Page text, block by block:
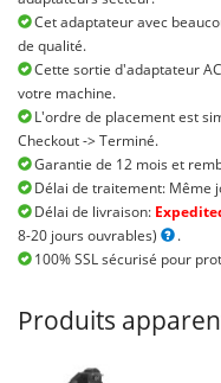
Cet adaptateur avec
de qualité.
Cette sortie d'adaptateur
votre machine.
L'ordre de placement est
Checkout -> Terminé.
Garantie de 12 mois et
Délai de traitement: Même
Délai de livraison:
8-20 jours ouvrables)
.
100% SSL sécurisé pour
Produits